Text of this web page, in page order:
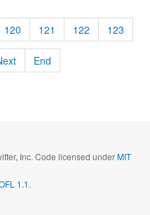
120 121 122 123
End
Inc. Code licensed underMIT
1.1.